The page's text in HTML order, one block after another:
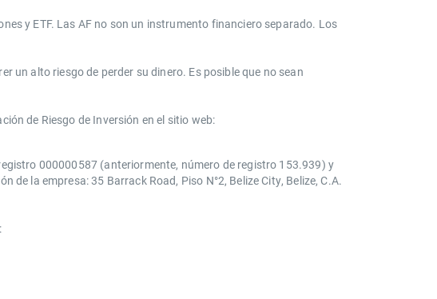
y ETF. Las AF no son un instrumento financiero separado. Los
un alto riesgo de perder su dinero. Es posible que no sean
de Riesgo de Inversión en el sitio web:
000000587 (anteriormente, número de registro 153.939) y
la empresa: 35 Barrack Road, Piso N°2, Belize City, Belize, C.A.